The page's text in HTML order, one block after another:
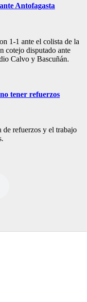
Antofagasta
1-1 ante el colista de la
cotejo disputado ante
Calvo y Bascuñán.
tener refuerzos
de refuerzos y el trabajo